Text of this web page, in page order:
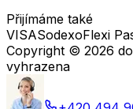
Přijímáme také
VISASodexoFlexi
Copyright © 2026
vyhrazena